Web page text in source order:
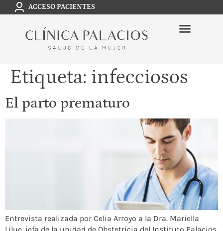
ACCESO PACIENTES
Etiqueta: infecciosos
El parto prematuro
Entrevista realizada por Celia Arroyo a la Dra. Mariella
Lilue, jefa de la unidad de Obstetricia del Instituto Palacios